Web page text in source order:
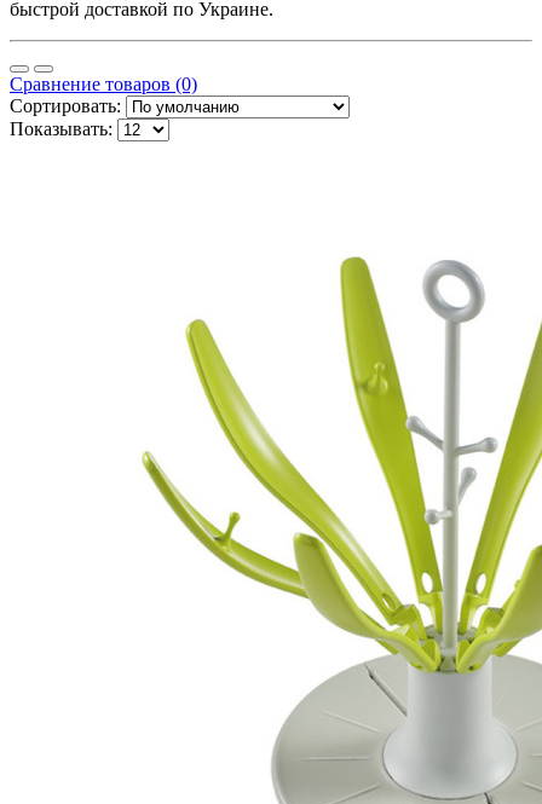
быстрой доставкой по Украине.
Сравнение товаров (0)
Сортировать:
Показывать: